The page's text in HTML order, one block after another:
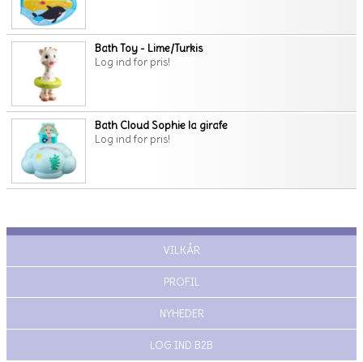
Bath Toy - Lime/Turkis
Log ind for pris!
Bath Cloud Sophie la girafe
Log ind for pris!
VILKÅR
PROFIL
NYHEDER
LOG IND B2B